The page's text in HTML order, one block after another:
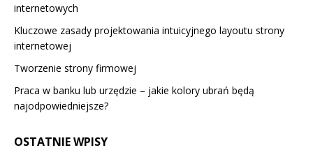
internetowych
Kluczowe zasady projektowania intuicyjnego layoutu strony
internetowej
Tworzenie strony firmowej
Praca w banku lub urzędzie – jakie kolory ubrań będą
najodpowiedniejsze?
OSTATNIE WPISY